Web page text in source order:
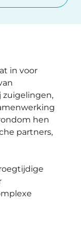
in voor
zuigelingen,
hen
partners,